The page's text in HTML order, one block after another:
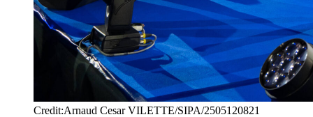
Credit:Arnaud Cesar VILETTE/SIPA/2505120821